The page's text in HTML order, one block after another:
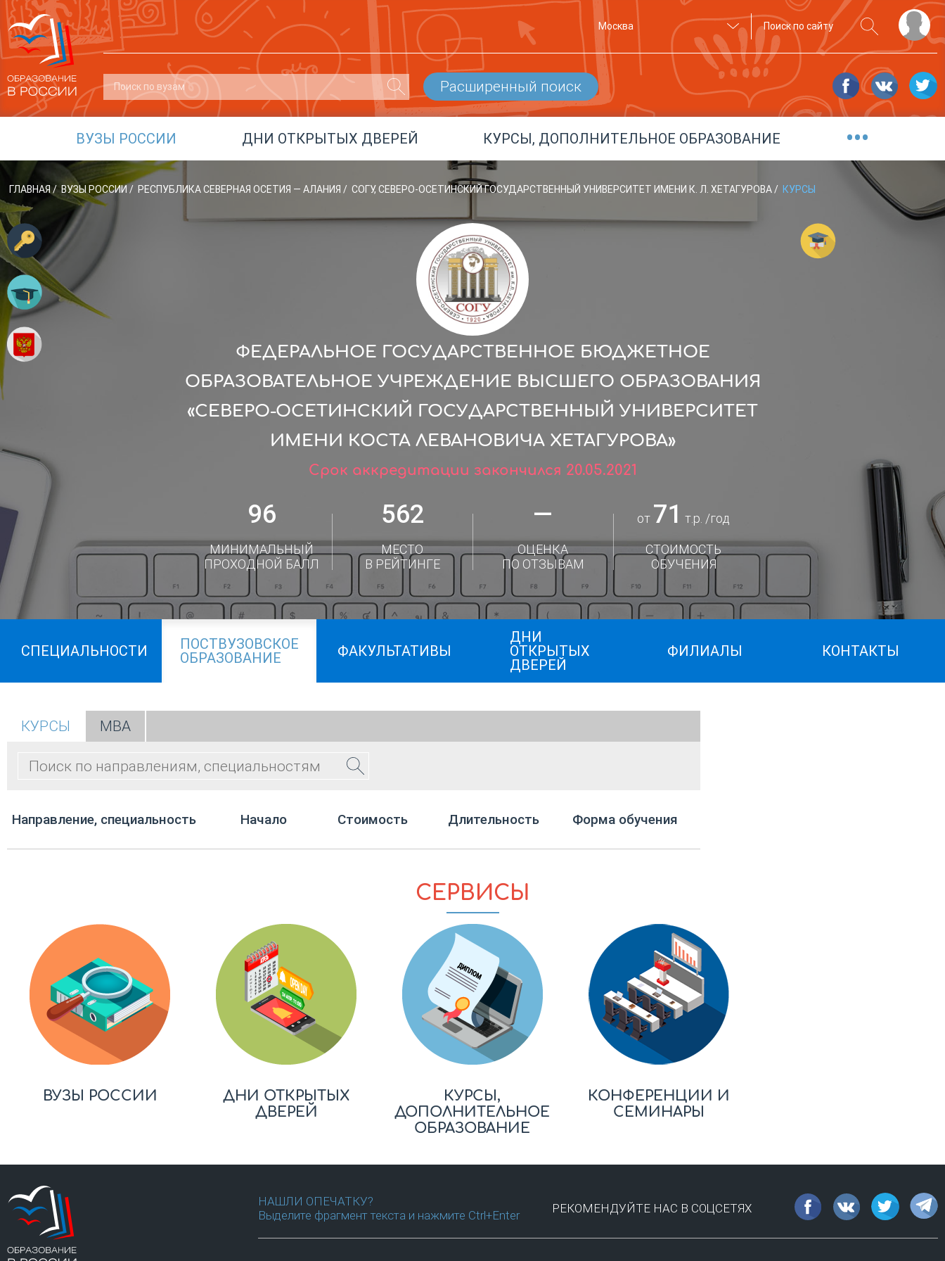
Москва
Расширенный поиск
ВУЗЫ РОССИИ ДНИ ОТКРЫТЫХ ДВЕРЕЙ КУРСЫ, ДОПОЛНИТЕЛЬНОЕ ОБРАЗОВАНИЕ •••
ГЛАВНАЯ/ ВУЗЫ РОССИИ / РЕСПУБЛИКА СЕВЕРНАЯ ОСЕТИЯ — АЛАНИЯ / СОГУ, СЕВЕРО-ОСЕТИНСКИЙ ГОСУДАРСТВЕННЫЙ УНИВЕРСИТЕТ ИМЕНИ К. Л. ХЕТАГУРОВА/ КУРСЫ
ФЕДЕРАЛЬНОЕ ГОСУДАРСТВЕННОЕ БЮДЖЕТНОЕ
ОБРАЗОВАТЕЛЬНОЕ УЧРЕЖДЕНИЕ ВЫСШЕГО ОБРАЗОВАНИЯ
«СЕВЕРО-ОСЕТИНСКИЙ ГОСУДАРСТВЕННЫЙ УНИВЕРСИТЕТ
ИМЕНИ КОСТА ЛЕВАНОВИЧА ХЕТАГУРОВА»
Срок аккредитации закончился 20.05.2021
96
МИНИМАЛЬНЫЙ
ПРОХОДНОЙ БАЛЛ
562
МЕСТО
В РЕЙТИНГЕ
—
ОЦЕНКА
ПО ОТЗЫВАМ
от 71 т.р. /год
СТОИМОСТЬ
ОБУЧЕНИЯ
СПЕЦИАЛЬНОСТИ
ПОСТВУЗОВСКОЕ
ОБРАЗОВАНИЕ
ФАКУЛЬТАТИВЫ
ДНИ
ОТКРЫТЫХ
ДВЕРЕЙ
ФИЛИАЛЫ КОНТАКТЫ
КУРСЫ МВА
Направление, специальность Начало Стоимость Длительность Форма обучения
СЕРВИСЫ
ВУЗЫ РОССИИ
ДНИ ОТКРЫТЫХ
ДВЕРЕЙ
КУРСЫ,
ДОПОЛНИТЕЛЬНОЕ
ОБРАЗОВАНИЕ
КОНФЕРЕНЦИИ И
СЕМИНАРЫ
НАШЛИ ОПЕЧАТКУ?
Выделите фрагмент текста и нажмите Ctrl+Enter
РЕКОМЕНДУЙТЕ НАС В СОЦСЕТЯХ